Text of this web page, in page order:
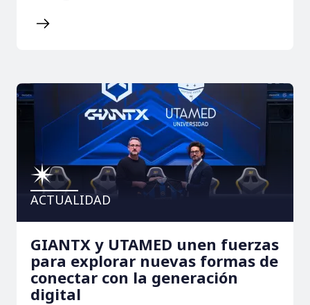
ACTUALIDAD
GIANTX y UTAMED unen fuerzas
para explorar nuevas formas de
conectar con la generación
digital